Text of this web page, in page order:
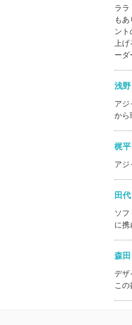
ララ
も
ント
上げ
ーダ
浅
アジ
から
梶
アジ
田
ソ
に携
森
デザ
この